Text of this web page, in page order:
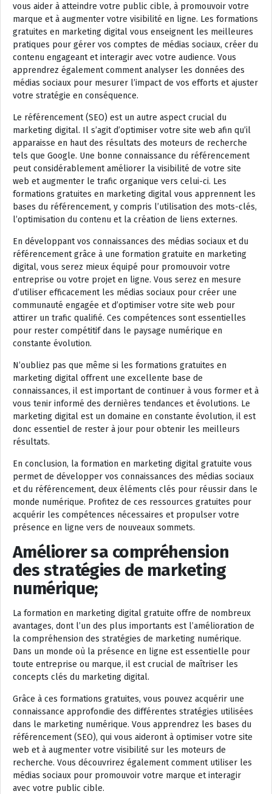
vous aider à atteindre votre public cible, à promouvoir votre
marque et à augmenter votre visibilité en ligne. Les formations
gratuites en marketing digital vous enseignent les meilleures
pratiques pour gérer vos comptes de médias sociaux, créer du
contenu engageant et interagir avec votre audience. Vous
apprendrez également comment analyser les données des
médias sociaux pour mesurer l’impact de vos efforts et ajuster
votre stratégie en conséquence.
Le référencement (SEO) est un autre aspect crucial du
marketing digital. Il s’agit d’optimiser votre site web afin qu’il
apparaisse en haut des résultats des moteurs de recherche
tels que Google. Une bonne connaissance du référencement
peut considérablement améliorer la visibilité de votre site
web et augmenter le trafic organique vers celui-ci. Les
formations gratuites en marketing digital vous apprennent les
bases du référencement, y compris l’utilisation des mots-clés,
l’optimisation du contenu et la création de liens externes.
En développant vos connaissances des médias sociaux et du
référencement grâce à une formation gratuite en marketing
digital, vous serez mieux équipé pour promouvoir votre
entreprise ou votre projet en ligne. Vous serez en mesure
d’utiliser efficacement les médias sociaux pour créer une
communauté engagée et d’optimiser votre site web pour
attirer un trafic qualifié. Ces compétences sont essentielles
pour rester compétitif dans le paysage numérique en
constante évolution.
N’oubliez pas que même si les formations gratuites en
marketing digital offrent une excellente base de
connaissances, il est important de continuer à vous former et à
vous tenir informé des dernières tendances et évolutions. Le
marketing digital est un domaine en constante évolution, il est
donc essentiel de rester à jour pour obtenir les meilleurs
résultats.
En conclusion, la formation en marketing digital gratuite vous
permet de développer vos connaissances des médias sociaux
et du référencement, deux éléments clés pour réussir dans le
monde numérique. Profitez de ces ressources gratuites pour
acquérir les compétences nécessaires et propulser votre
présence en ligne vers de nouveaux sommets.
Améliorer sa compréhension
des stratégies de marketing
numérique;
La formation en marketing digital gratuite offre de nombreux
avantages, dont l’un des plus importants est l’amélioration de
la compréhension des stratégies de marketing numérique.
Dans un monde où la présence en ligne est essentielle pour
toute entreprise ou marque, il est crucial de maîtriser les
concepts clés du marketing digital.
Grâce à ces formations gratuites, vous pouvez acquérir une
connaissance approfondie des différentes stratégies utilisées
dans le marketing numérique. Vous apprendrez les bases du
référencement (SEO), qui vous aideront à optimiser votre site
web et à augmenter votre visibilité sur les moteurs de
recherche. Vous découvrirez également comment utiliser les
médias sociaux pour promouvoir votre marque et interagir
avec votre public cible.